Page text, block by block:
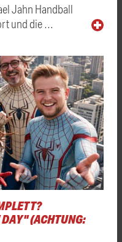
Jahn Handball
und die …
(ACHTUNG: